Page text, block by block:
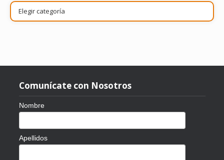
Publicaciones
por
tema
Comunícate con Nosotros
Nombre
Apellidos